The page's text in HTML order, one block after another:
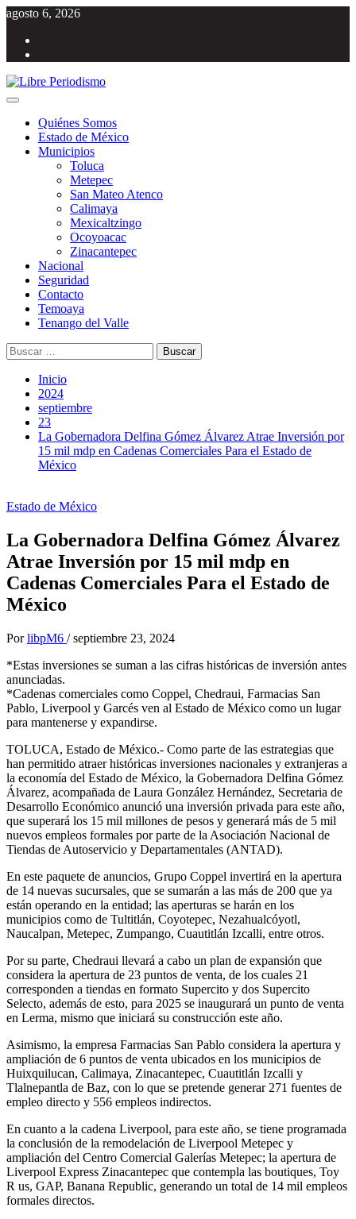
Saltar
contenido
agosto 6, 2026
Menú
principalQuiénes Somos
Estado de México
Municipios
Toluca
Metepec
San Mateo Atenco
Calimaya
Mexicaltzingo
Ocoyoacac
Zinacantepec
Nacional
Seguridad
Contacto
Temoaya
Tenango del Valle
Buscar:
Inicio
2024
septiembre
23
La Gobernadora Delfina Gómez Álvarez Atrae Inversión por
15 mil mdp en Cadenas Comerciales Para el Estado de
México
Estado de México
La Gobernadora Delfina Gómez Álvarez
Atrae Inversión por 15 mil mdp en
Cadenas Comerciales Para el Estado de
México
Por libpM6 / septiembre 23, 2024
*Estas inversiones se suman a las cifras históricas de inversión antes
anunciadas.
*Cadenas comerciales como Coppel, Chedraui, Farmacias San
Pablo, Liverpool y Garcés ven al Estado de México como un lugar
para mantenerse y expandirse.
TOLUCA, Estado de México.- Como parte de las estrategias que
han permitido atraer históricas inversiones nacionales y extranjeras a
la economía del Estado de México, la Gobernadora Delfina Gómez
Álvarez, acompañada de Laura González Hernández, Secretaria de
Desarrollo Económico anunció una inversión privada para este año,
que superará los 15 mil millones de pesos y generará más de 5 mil
nuevos empleos formales por parte de la Asociación Nacional de
Tiendas de Autoservicio y Departamentales (ANTAD).
En este paquete de anuncios, Grupo Coppel invertirá en la apertura
de 14 nuevas sucursales, que se sumarán a las más de 200 que ya
están operando en la entidad; las aperturas se harán en los
municipios como de Tultitlán, Coyotepec, Nezahualcóyotl,
Naucalpan, Metepec, Zumpango, Cuautitlán Izcalli, entre otros.
Por su parte, Chedraui llevará a cabo un plan de expansión que
considera la apertura de 23 puntos de venta, de los cuales 21
corresponden a tiendas en formato Supercito y dos Supercito
Selecto, además de esto, para 2025 se inaugurará un punto de venta
en Lerma, mismo que iniciará su construcción este año.
Asimismo, la empresa Farmacias San Pablo considera la apertura y
ampliación de 6 puntos de venta ubicados en los municipios de
Huixquilucan, Calimaya, Zinacantepec, Cuautitlán Izcalli y
Tlalnepantla de Baz, con lo que se pretende generar 271 fuentes de
empleo directo y 556 empleos indirectos.
En cuanto a la cadena Liverpool, para este año, se tiene programada
la conclusión de la remodelación de Liverpool Metepec y
ampliación del Centro Comercial Galerías Metepec; la apertura de
Liverpool Express Zinacantepec que contempla las boutiques, Toy
R us, GAP, Banana Republic, generando un total de 14 mil empleos
formales directos.